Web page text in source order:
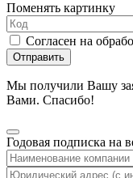
Поменять картинку
Согласен на
Отправить
Мы получили Вашу
Вами. Спасибо!
Годовая подписка на